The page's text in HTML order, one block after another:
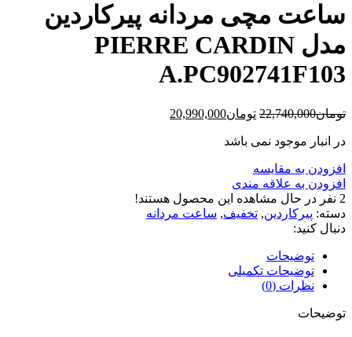
ساعت مچی مردانه پیرکاردین
مدل PIERRE CARDIN
A.PC902741F103
تومان22,740,000 قیمت
تومان22,740,000
تومان20,990,000
در انبار موجود نمی باشد
افزودن به مقایسه
افزودن به علاقه مندی
2 نفر در حال مشاهده این محصول هستند!
دسته: پیرکاردین, تخفیف, ساعت مردانه
دنبال کنید:
توضیحات
توضیحات تکمیلی
نظرات (0)
توضیحات